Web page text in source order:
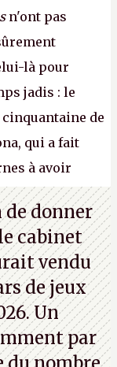
n'ont pas
là pour
jadis : le
de
qui a fait
à avoir
la direction
de donner
cabinet
vendu
de jeux
Un
par